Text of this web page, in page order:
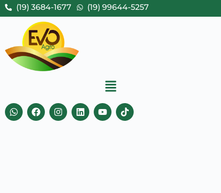
(19) 3684-1677 (19) 99644-5257